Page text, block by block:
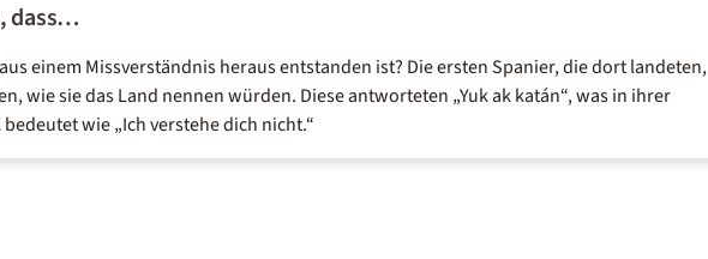
dass…
einem Missverständnis heraus entstanden ist? Die ersten Spanier, die dort landeten,
wie sie das Land nennen würden. Diese antworteten „Yuk ak katán“, was in ihrer
wie „Ich verstehe dich nicht.“